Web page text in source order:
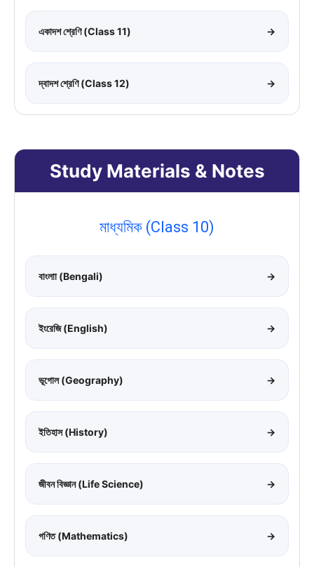
একাদশ শ্রেণি (Class 11) →
দ্বাদশ শ্রেণি (Class 12) →
Study Materials & Notes
মাধ্যমিক (Class 10)
বাংলাা (Bengali) →
ইংরেজি (English) →
ভূগোল (Geography) →
ইতিহাস (History) →
জীবন বিজ্ঞান (Life Science) →
গণিত (Mathematics) →